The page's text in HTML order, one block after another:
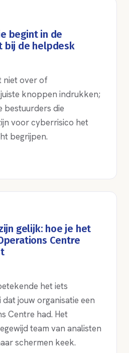
begint in de
bij de helpdesk
niet over of
knoppen indrukken;
bestuurders die
voor cyberrisico het
begrijpen.
gelijk: hoe je het
Centre
het iets
dat jouw organisatie een
Centre had. Het
team van analisten
schermen keek.